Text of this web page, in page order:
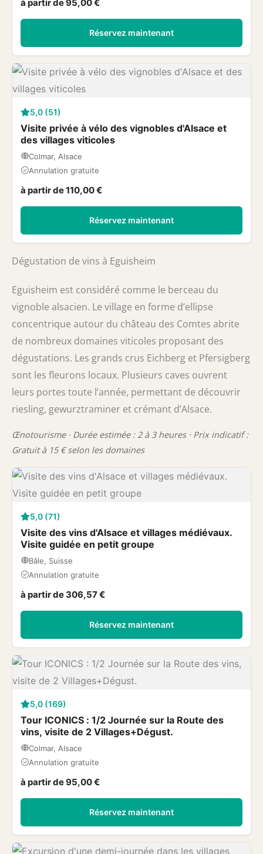
à partir de 95,00 €
Réservez maintenant
5,0 (51)
Visite privée à vélo des vignobles d'Alsace et
des villages viticoles
Colmar, Alsace
Annulation gratuite
à partir de 110,00 €
Réservez maintenant
Dégustation de vins à Eguisheim
Eguisheim est considéré comme le berceau du
vignoble alsacien. Le village en forme d’ellipse
concentrique autour du château des Comtes abrite
de nombreux domaines viticoles proposant des
dégustations. Les grands crus Eichberg et Pfersigberg
sont les fleurons locaux. Plusieurs caves ouvrent
leurs portes toute l’année, permettant de découvrir
riesling, gewurztraminer et crémant d’Alsace.
Œnotourisme · Durée estimée : 2 à 3 heures · Prix indicatif :
Gratuit à 15 € selon les domaines
5,0 (71)
Visite des vins d'Alsace et villages médiévaux.
Visite guidée en petit groupe
Bâle, Suisse
Annulation gratuite
à partir de 306,57 €
Réservez maintenant
5,0 (169)
Tour ICONICS : 1/2 Journée sur la Route des
vins, visite de 2 Villages+Dégust.
Colmar, Alsace
Annulation gratuite
à partir de 95,00 €
Réservez maintenant